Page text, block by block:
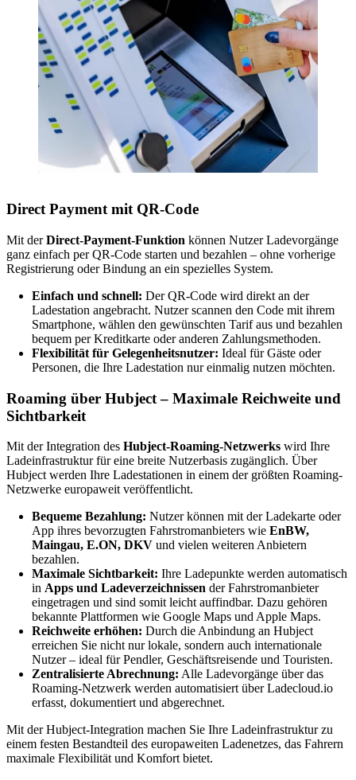
Direct Payment mit QR-Code
Mit derDirect-Payment-Funktion können Nutzer Ladevorgänge
ganz einfach per QR-Code starten und bezahlen – ohne vorherige
Registrierung oder Bindung an ein spezielles System.
Einfach und schnell: Der QR-Code wird direkt an der
Ladestation angebracht. Nutzer scannen den Code mit ihrem
Smartphone, wählen den gewünschten Tarif aus und bezahlen
bequem per Kreditkarte oder anderen Zahlungsmethoden.
Flexibilität für Gelegenheitsnutzer: Ideal für Gäste oder
Personen, die Ihre Ladestation nur einmalig nutzen möchten.
Roaming über Hubject – Maximale Reichweite und
Sichtbarkeit
Mit der Integration des Hubject-Roaming-Netzwerks wird Ihre
Ladeinfrastruktur für eine breite Nutzerbasis zugänglich. Über
Hubject werden Ihre Ladestationen in einem der größten Roaming-
Netzwerke europaweit veröffentlicht.
Bequeme Bezahlung: Nutzer können mit der Ladekarte oder
App ihres bevorzugten Fahrstromanbieters wie EnBW,
Maingau, E.ON, DKV und vielen weiteren Anbietern
bezahlen.
Maximale Sichtbarkeit: Ihre Ladepunkte werden automatisch
in Apps und Ladeverzeichnissen der Fahrstromanbieter
eingetragen und sind somit leicht auffindbar. Dazu gehören
bekannte Plattformen wie Google Maps und Apple Maps.
Reichweite erhöhen: Durch die Anbindung an Hubject
erreichen Sie nicht nur lokale, sondern auch internationale
Nutzer – ideal für Pendler, Geschäftsreisende und Touristen.
Zentralisierte Abrechnung: Alle Ladevorgänge über das
Roaming-Netzwerk werden automatisiert über Ladecloud.io
erfasst, dokumentiert und abgerechnet.
Mit der Hubject-Integration machen Sie Ihre Ladeinfrastruktur zu
einem festen Bestandteil des europaweiten Ladenetzes, das Fahrern
maximale Flexibilität und Komfort bietet.